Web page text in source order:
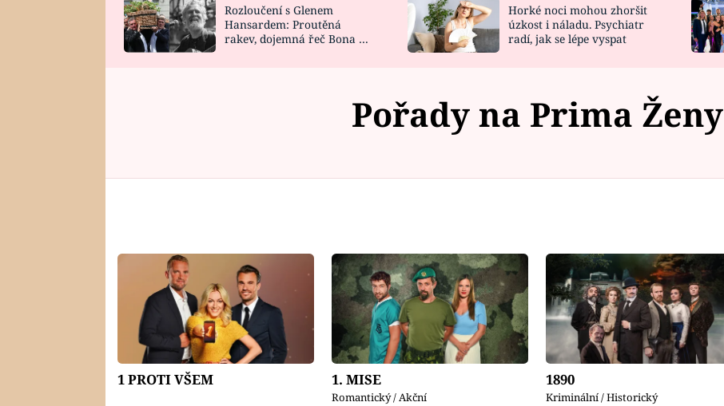
HOROSKOP NA
CELEBRITY
VAŘENÍ
NOVINKY
VIDEORECEPTY
ZAHRADA
DESIGN
Rozloučení s Glenem
Hansardem: Proutěná
rakev, dojemná řeč Bona a
Horké noci mohou zhoršit
úzkost i náladu. Psychiatr
radí, jak se lépe vyspat
Pořady na Prima Ženy
1 PROTI VŠEM 1. MISE
Romantický / Akční
1890
Kriminální / Historický